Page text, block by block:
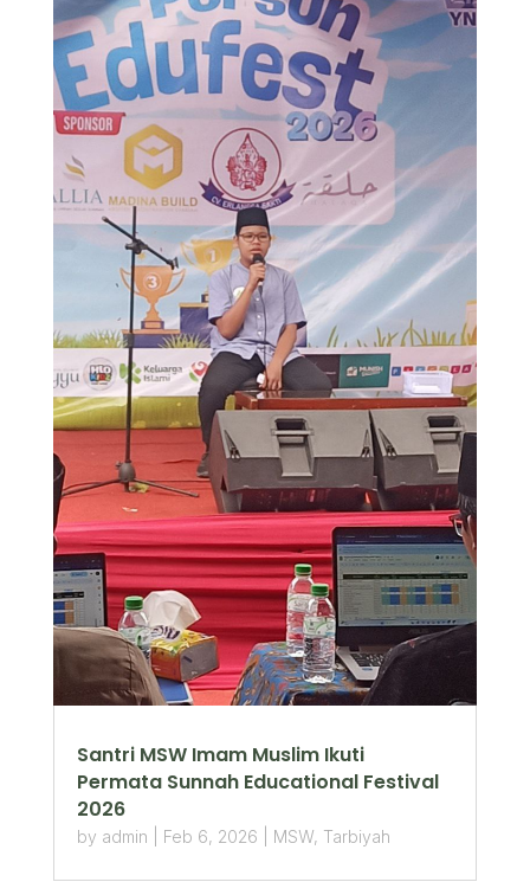
Santri MSW Imam Muslim Ikuti
Permata Sunnah Educational Festival
2026
by admin Feb 6, 2026 MSW, Tarbiyah